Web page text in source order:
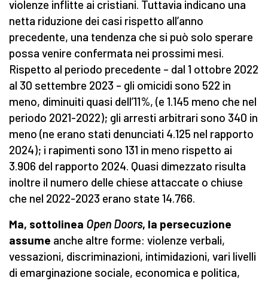
violenze inflitte ai cristiani. Tuttavia indicano una
netta riduzione dei casi rispetto all’anno
precedente, una tendenza che si può solo sperare
possa venire confermata nei prossimi mesi.
Rispetto al periodo precedente – dal 1 ottobre 2022
al 30 settembre 2023 – gli omicidi sono 522 in
meno, diminuiti quasi dell’11%, (e 1.145 meno che nel
periodo 2021-2022); gli arresti arbitrari sono 340 in
meno (ne erano stati denunciati 4.125 nel rapporto
2024); i rapimenti sono 131 in meno rispetto ai
3.906 del rapporto 2024. Quasi dimezzato risulta
inoltre il numero delle chiese attaccate o chiuse
che nel 2022-2023 erano state 14.766.
Ma, sottolinea Open Doors, la persecuzione
assume anche altre forme: violenze verbali,
vessazioni, discriminazioni, intimidazioni, vari livelli
di emarginazione sociale, economica e politica,